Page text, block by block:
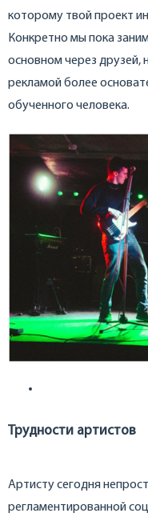
которому твой проект
Конкретно мы пока
основном через друзей,
рекламой более
обученного человека.
Трудности артистов
Артисту сегодня
регламентированной